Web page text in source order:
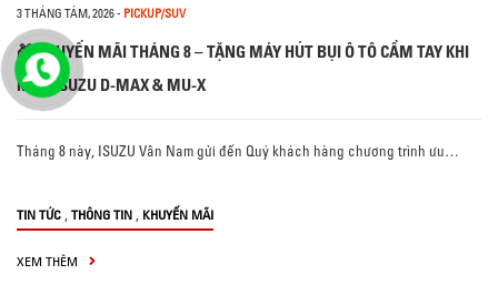
3 THÁNG TÁM, 2026- PICKUP/SUV
🎁 KHUYẾN MÃI THÁNG 8 – TẶNG MÁY HÚT BỤI Ô TÔ CẦM TAY KHI
MUA ISUZU D-MAX & MU-X
Tháng 8 này, ISUZU Vân Nam gửi đến Quý khách hàng chương trình ưu…
TIN TỨC , THÔNG TIN , KHUYẾN MÃI
XEM THÊM